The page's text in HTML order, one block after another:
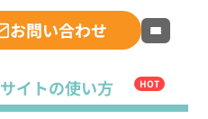
お問い合わせ
サイトの使い方 HOT